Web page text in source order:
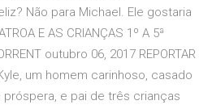
Não para Michael. Ele gostaria
E AS CRIANÇAS 1º A 5ª
outubro 06, 2017 REPORTAR
um homem carinhoso, casado
e pai de três crianças